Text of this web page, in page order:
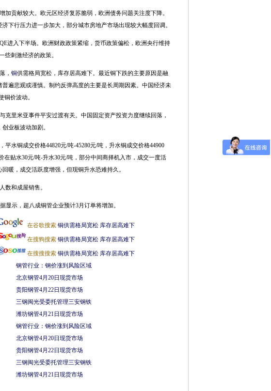
贡献较大。欧元区经济复苏脆弱，欧洲债务问题关注度下降。
下行压力进一步加大，部分城市房地产市场出现较大幅度回调。
进入下半场。欧洲财政政策紧缩，货币政策偏松，欧洲央行维持
些刺激经济的政策。
， 铜供需格局宽松，库存居高难下。最近铜下跌的主要原因是融
遍悲观或谨慎。制约反弹高度的主要是长周期因素。中国经济未
铜价波动。
里米亚事件平安过渡有关。中国固定资产投资力度继续回落，
业板波动加剧。
水铜成交价格44820元/吨-45280元/吨，升水铜成交价格44900
贴水30元/吨-升水30元/吨，部分中间商择机入市，成交一度活
暖，成交活跃度增强，但现铜升水恐难持久。
数和成屋销售。
显示，超八成铜管企业预计3月订单将增加。
在谷歌搜索 铜供需格局宽松 库存居高难下
在搜狗搜索 铜供需格局宽松 库存居高难下
在搜搜搜索 铜供需格局宽松 库存居高难下
钢管行业：钢价涨到风险区域
北京钢管4月20日现货市场
贵阳钢管4月22日现货市场
三钢闽光受委托管理三安钢铁
潍坊钢管4月21日现货市场
钢管行业：钢价涨到风险区域
北京钢管4月20日现货市场
贵阳钢管4月22日现货市场
三钢闽光受委托管理三安钢铁
潍坊钢管4月21日现货市场